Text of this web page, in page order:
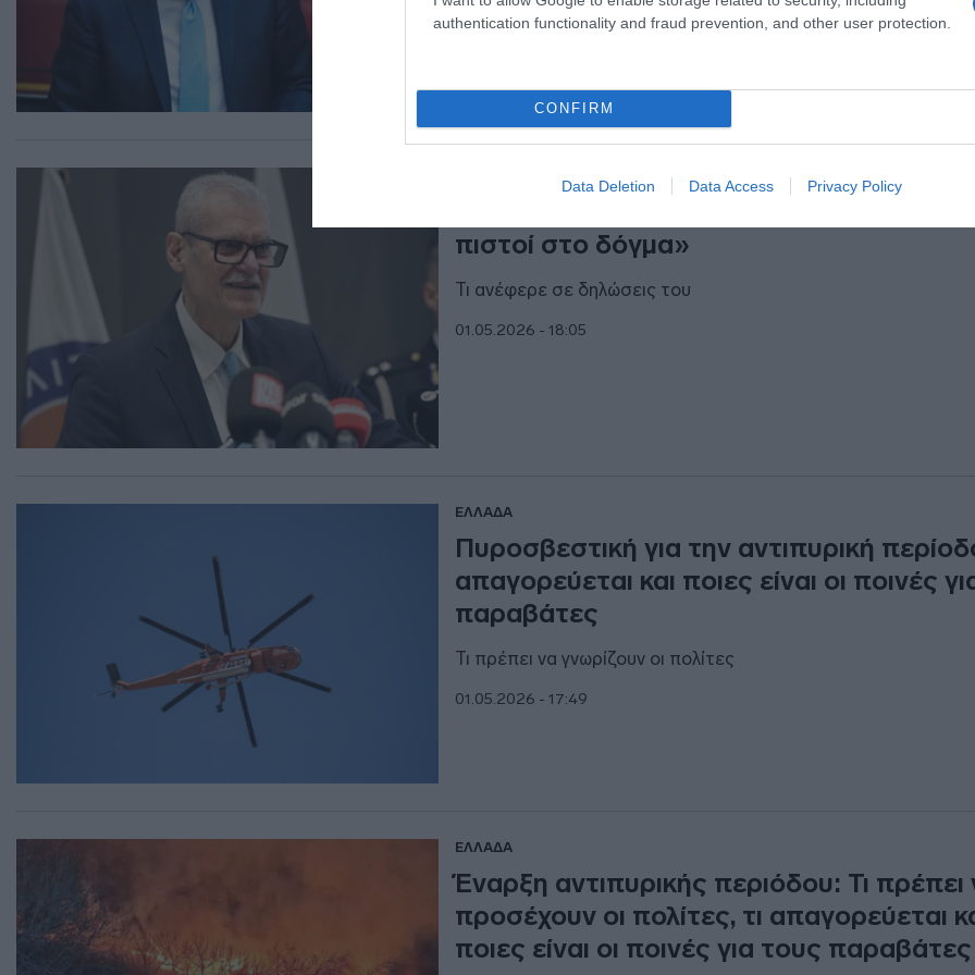
authentication functionality and fraud prevention, and other user protection.
CONFIRM
Data Deletion Data Access Privacy Policy
04.05.2026 - 16:23
πιστοί στο δόγμα»
Τι ανέφερε σε δηλώσεις του
01.05.2026 - 18:05
ΕΛΛΑΔΑ
Πυροσβεστική για την αντιπυρική
απαγορεύεται και ποιες είναι οι ποινές
παραβάτες
Τι πρέπει να γνωρίζουν οι πολίτες
01.05.2026 - 17:49
ΕΛΛΑΔΑ
Έναρξη αντιπυρικής περιόδου: Τι πρέπει
προσέχουν οι πολίτες, τι απαγορεύεται
ποιες είναι οι ποινές για τους παραβάτες